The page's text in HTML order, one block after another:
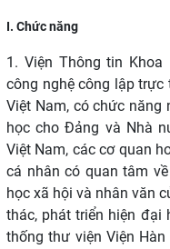
I. Chức năng
1. Viện Thông tin
công nghệ công lập trực
Việt Nam, có chức năng
học cho Đảng và Nhà
Việt Nam, các cơ quan
cá nhân có quan tâm
học xã hội và nhân văn
thác, phát triển hiện đại
thống thư viện Viện